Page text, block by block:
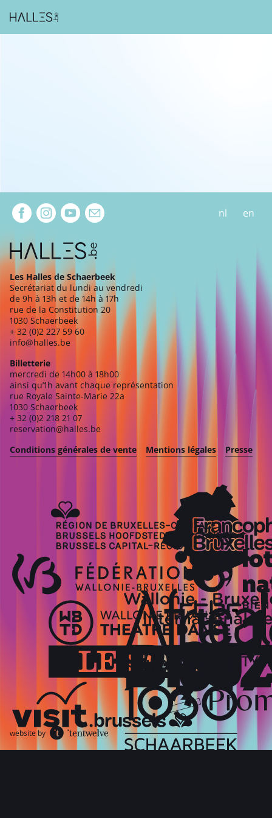
Extra navigation nl en
Les Halles de Schaerbeek
Secrétariat du lundi au vendredi
de 9h à 13h et de 14h à 17h
rue de la Constitution 20
1030 Schaerbeek
+ 32 (0)2 227 59 60
info@halles.be
Billetterie
mercredi de 14h00 à 18h00
ainsi qu’1h avant chaque représentation
rue Royale Sainte-Marie 22a
1030 Schaerbeek
+ 32 (0)2 218 21 07
reservation@halles.be
Conditions générales de vente
Mentions légales Presse
website by